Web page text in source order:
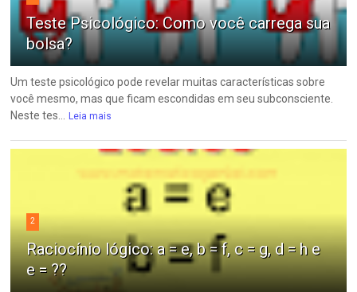
Teste Psicológico: Como você carrega sua
bolsa?
Um teste psicológico pode revelar muitas características sobre
você mesmo, mas que ficam escondidas em seu subconsciente.
Neste tes...
Leia mais
2
Raciocínio lógico: a = e, b = f, c = g, d = h e
e = ??